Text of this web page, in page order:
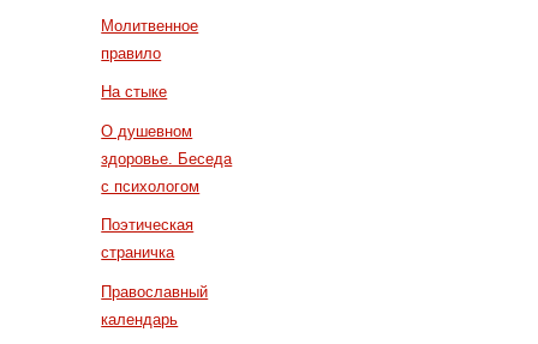
Молитвенное
правило
На стыке
О душевном
здоровье. Беседа
с психологом
Поэтическая
страничка
Православный
календарь